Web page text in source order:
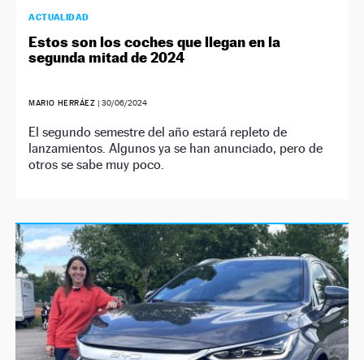
ACTUALIDAD
Estos son los coches que llegan en la
segunda mitad de 2024
MARIO HERRÁEZ |30/06/2024
El segundo semestre del año estará repleto de
lanzamientos. Algunos ya se han anunciado, pero de
otros se sabe muy poco.